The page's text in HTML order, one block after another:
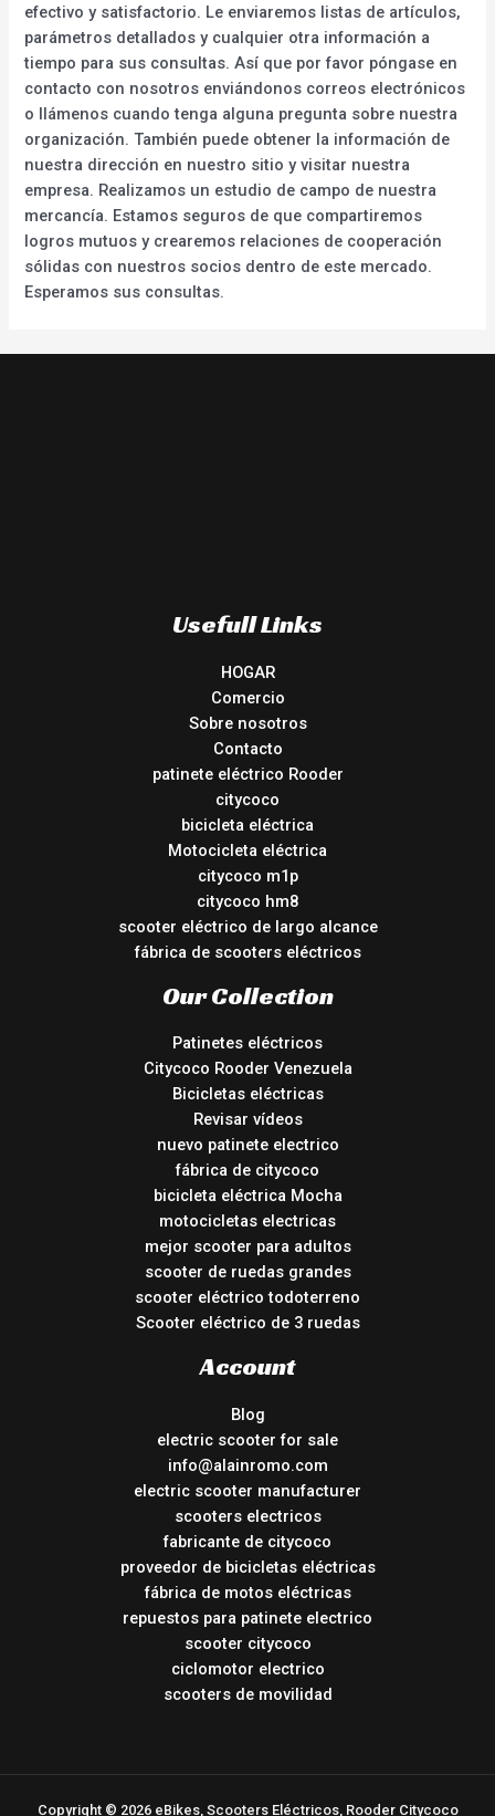
efectivo y satisfactorio. Le enviaremos listas de artículos,
parámetros detallados y cualquier otra información a
tiempo para sus consultas. Así que por favor póngase en
contacto con nosotros enviándonos correos electrónicos
o llámenos cuando tenga alguna pregunta sobre nuestra
organización. También puede obtener la información de
nuestra dirección en nuestro sitio y visitar nuestra
empresa. Realizamos un estudio de campo de nuestra
mercancía. Estamos seguros de que compartiremos
logros mutuos y crearemos relaciones de cooperación
sólidas con nuestros socios dentro de este mercado.
Esperamos sus consultas.
Usefull Links
HOGAR
Comercio
Sobre nosotros
Contacto
patinete eléctrico Rooder
citycoco
bicicleta eléctrica
Motocicleta eléctrica
citycoco m1p
citycoco hm8
scooter eléctrico de largo alcance
fábrica de scooters eléctricos
Our Collection
Patinetes eléctricos
Citycoco Rooder Venezuela
Bicicletas eléctricas
Revisar vídeos
nuevo patinete electrico
fábrica de citycoco
bicicleta eléctrica Mocha
motocicletas electricas
mejor scooter para adultos
scooter de ruedas grandes
scooter eléctrico todoterreno
Scooter eléctrico de 3 ruedas
Account
Blog
electric scooter for sale
info@alainromo.com
electric scooter manufacturer
scooters electricos
fabricante de citycoco
proveedor de bicicletas eléctricas
fábrica de motos eléctricas
repuestos para patinete electrico
scooter citycoco
ciclomotor electrico
scooters de movilidad
Copyright © 2026 eBikes, Scooters Eléctricos, Rooder Citycoco